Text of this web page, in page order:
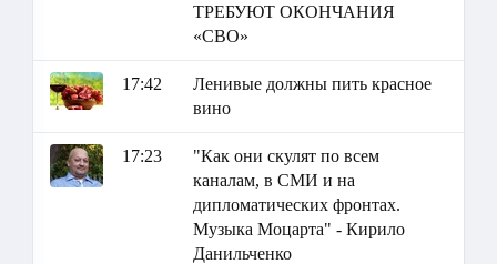
ТРЕБУЮТ ОКОНЧАНИЯ
«СВО»
17:42
Ленивые должны пить красное
вино
17:23
"Как они скулят по всем
каналам, в СМИ и на
дипломатических фронтах.
Музыка Моцарта" - Кирило
Данильченко